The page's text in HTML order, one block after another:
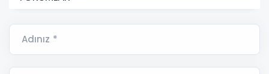
Adınız *